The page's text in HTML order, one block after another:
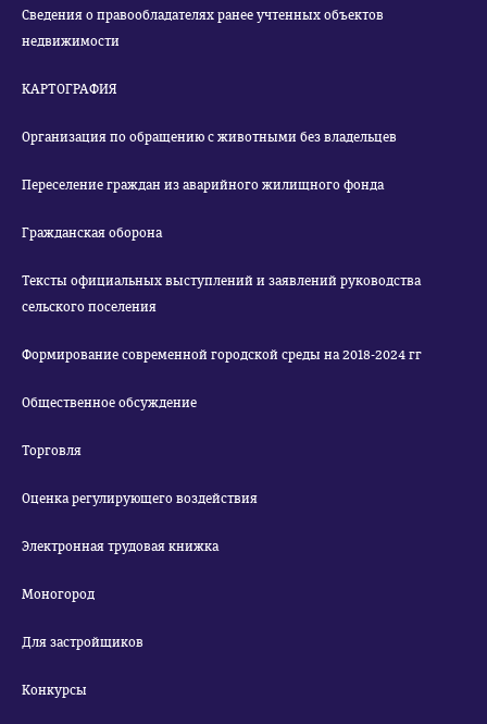
Сведения о правообладателях ранее учтенных объектов
недвижимости
КАРТОГРАФИЯ
Организация по обращению с животными без владельцев
Переселение граждан из аварийного жилищного фонда
Гражданская оборона
Тексты официальных выступлений и заявлений руководства
сельского поселения
Формирование современной городской среды на 2018-2024 гг
Общественное обсуждение
Торговля
Оценка регулирующего воздействия
Электронная трудовая книжка
Моногород
Для застройщиков
Конкурсы